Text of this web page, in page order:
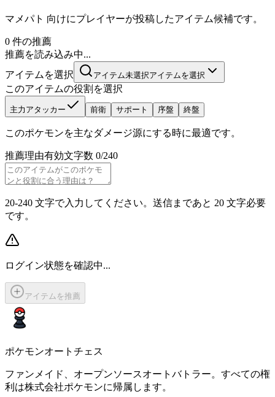
マメパト 向けにプレイヤーが投稿したアイテム候補です。
0 件の推薦
推薦を読み込み中...
アイテムを選択
アイテム未選択アイテムを選択
このアイテムの役割を選択
主力アタッカー 前衛 サポート 序盤 終盤
このポケモンを主なダメージ源にする時に最適です。
推薦理由有効文字数 0/240
20-240 文字で入力してください。送信まであと 20 文字必要
です。
ログイン状態を確認中...
アイテムを推薦
ポケモンオートチェス
ファンメイド、オープンソースオートバトラー。すべての権
利は株式会社ポケモンに帰属します。